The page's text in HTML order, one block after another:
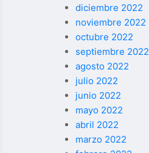
diciembre 2022
noviembre 2022
octubre 2022
septiembre 2022
agosto 2022
julio 2022
junio 2022
mayo 2022
abril 2022
marzo 2022